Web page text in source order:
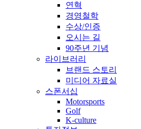
연혁
경영철학
수상/인증
오시는 길
90주년 기념
라이브러리
브랜드 스토리
미디어 자료실
스폰서십
Motorsports
Golf
K-culture